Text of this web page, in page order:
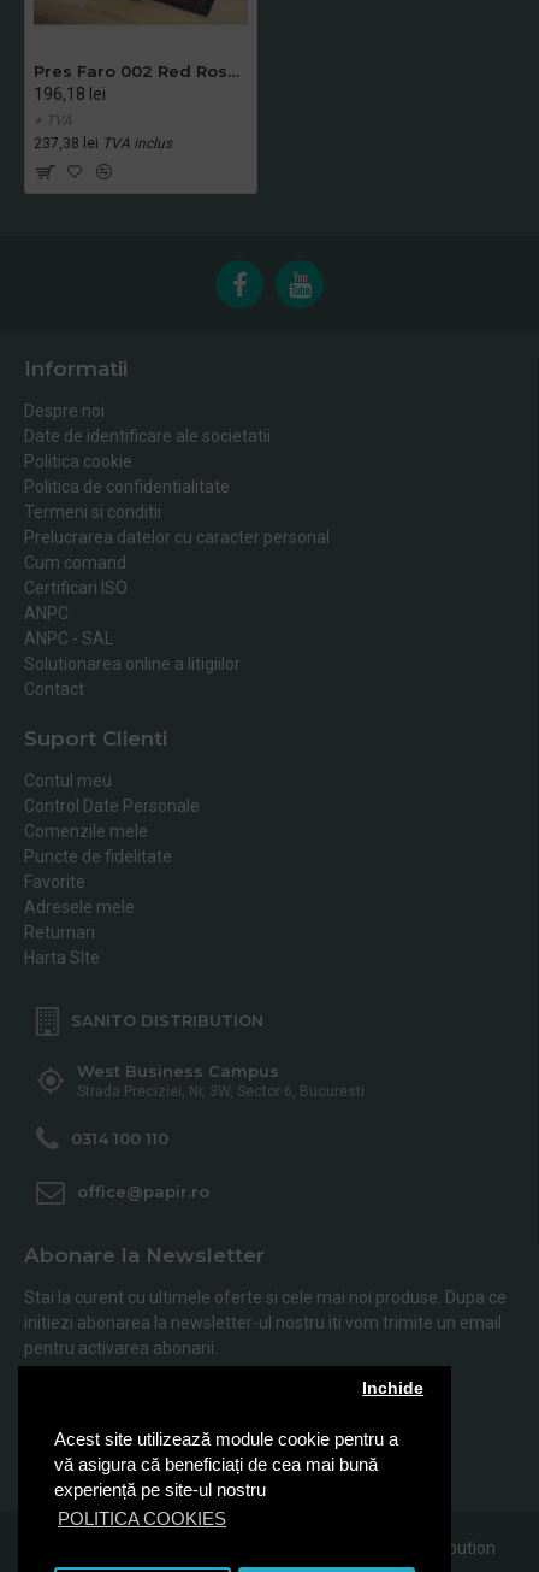
Acest site utilizează module cookie pentru a
vă asigura că beneficiați de cea mai bună
experiență pe site-ul nostru
POLITICA COOKIES
Inchide
Pres Faro 002 Red Rosu Dreptunghiular 120x180cm
196,18 lei
+ TVA
237,38 lei TVA inclus
Informatii
Despre noi
Date de identificare ale societatii
Politica cookie
Politica de confidentialitate
Termeni si conditii
Prelucrarea datelor cu caracter personal
Cum comand
Certificari ISO
ANPC
ANPC - SAL
Solutionarea online a litigiilor
Contact
Suport Clienti
Contul meu
Control Date Personale
Comenzile mele
Puncte de fidelitate
Favorite
Adresele mele
Returnari
Harta SIte
SANITO DISTRIBUTION
West Business Campus
Strada Preciziei, Nr, 3W, Sector 6, Bucuresti
0314 100 110
office@papir.ro
Abonare la Newsletter
Stai la curent cu ultimele oferte si cele mai noi produse. Dupa ce
initiezi abonarea la newsletter-ul nostru iti vom trimite un email
pentru activarea abonarii.
Abonare
Am citit şi sunt de acord cu Politica de Confidentialitate
© 2019, Papir.ro, Toate drepturile rezervate Sanito Distribution